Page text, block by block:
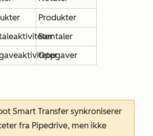
Produkter
Samtaler
Oppgaver
Smart Transfer synkroniserer
fra Pipedrive, men ikke